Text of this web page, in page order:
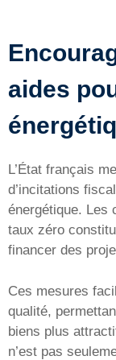
aides
L’État français
d’incitations
énergétique. Les
taux zéro
financer des
Ces mesures
qualité,
biens plus
n’est pas